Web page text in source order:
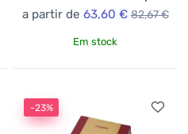
a partir de 63,60 € 82,67 €
Em stock
-23%